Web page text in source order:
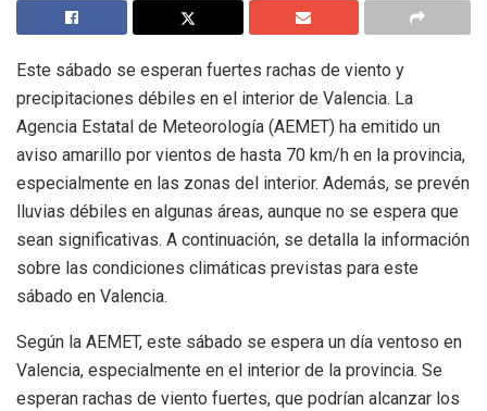
Este sábado se esperan fuertes rachas de viento y
precipitaciones débiles en el interior de Valencia. La
Agencia Estatal de Meteorología (AEMET) ha emitido un
aviso amarillo por vientos de hasta 70 km/h en la provincia,
especialmente en las zonas del interior. Además, se prevén
lluvias débiles en algunas áreas, aunque no se espera que
sean significativas. A continuación, se detalla la información
sobre las condiciones climáticas previstas para este
sábado en Valencia.
Según la AEMET, este sábado se espera un día ventoso en
Valencia, especialmente en el interior de la provincia. Se
esperan rachas de viento fuertes, que podrían alcanzar los